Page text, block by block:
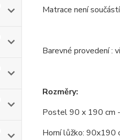
Matrace není
Barevné provedení :
Rozměry:
Postel 90 x 190 cm
Horní lůžko: 90x190